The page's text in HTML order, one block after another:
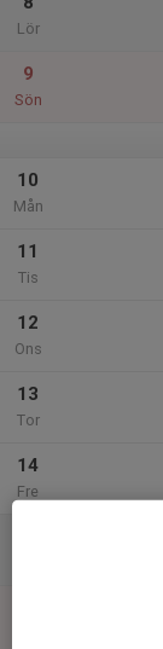
Lör
9
Sön
10
Mån
11
Tis
12
Ons
13
Tor
14
Fre